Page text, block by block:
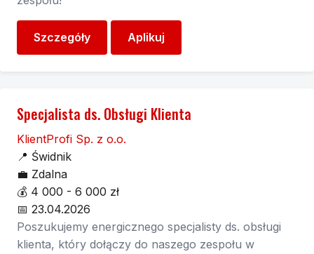
Szczegóły Aplikuj
Specjalista ds. Obsługi Klienta
KlientProfi Sp. z o.o.
📍 Świdnik
💼 Zdalna
💰 4 000 - 6 000 zł
📅 23.04.2026
Poszukujemy energicznego specjalisty ds. obsługi
klienta, który dołączy do naszego zespołu w